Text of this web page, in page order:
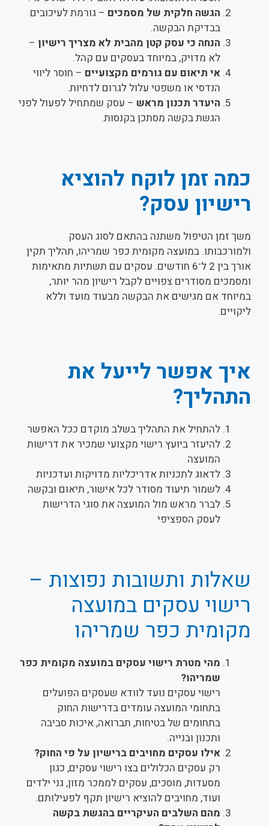
הגשה חלקית של מסמכים – גורמת לעיכובים
בבדיקת הבקשה.
הנחה כי עסק קטן מהבית לא מצריך רישיון –
לא מדויק, במיוחד בעסקים עם קהל.
אי תיאום עם גורמים מקצועיים – חוסר ליווי
הנדסי או משפטי עלול לגרום לדחיות.
היעדר תכנון מראש – עסק שמתחיל לפעול לפני
הגשת בקשה מסתכן בקנסות.
כמה זמן לוקח להוציא
רישיון עסק?
משך זמן הטיפול משתנה בהתאם לסוג העסק
ולמורכבותו. במועצה מקומית כפר שמריהו, תהליך תקין
אורך בין 2 ל־6 חודשים. עסקים עם תשתיות מתאימות
ומסמכים מסודרים צפויים לקבל רישיון מהר יותר,
במיוחד אם מגישים את הבקשה מבעוד מועד וללא
ליקויים.
איך אפשר לייעל את
התהליך?
להתחיל את התהליך בשלב מוקדם ככל האפשר
להיעזר ביועץ רישוי מקצועי שמכיר את דרישות
המועצה
לדאוג לתכניות אדריכליות מדויקות ועדכניות
לשמור תיעוד מסודר לכל אישור, תיאום ובקשה
לברר מראש מול המועצה את סוגי הדרישות
לעסק הספציפי
שאלות ותשובות נפוצות –
רישוי עסקים במועצה
מקומית כפר שמריהו
מהי מטרת רישוי עסקים במועצה מקומית כפר
שמריהו?
רישוי עסקים נועד לוודא שעסקים הפועלים
בתחומי המועצה עומדים בדרישות החוק
בתחומים של בטיחות, תברואה, איכות סביבה
ותכנון ובנייה.
אילו עסקים מחויבים ברישיון על פי החוק?
רק עסקים הכלולים בצו רישוי עסקים, כגון
מסעדות, מוסכים, עסקים לממכר מזון, גני ילדים
ועוד, מחויבים להוציא רישיון תקף לפעילותם.
מהם השלבים העיקריים בהגשת בקשה